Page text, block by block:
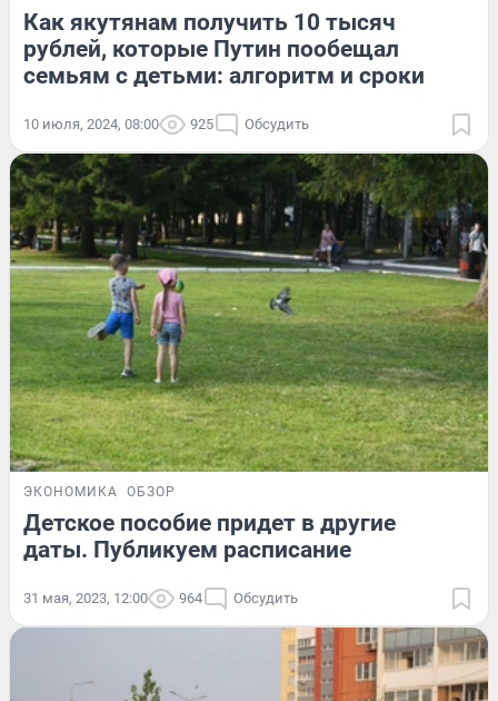
Как якутянам получить 10 тысяч
рублей, которые Путин пообещал
семьям с детьми: алгоритм и сроки
10 июля, 2024, 08:00 925 Обсудить
ЭКОНОМИКА ОБЗОР
Детское пособие придет в другие
даты. Публикуем расписание
31 мая, 2023, 12:00 964 Обсудить